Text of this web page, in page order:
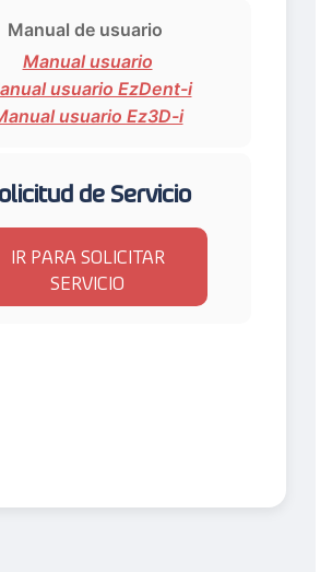
Manual de usuario
Manual usuario
usuario EzDent-i
usuario Ez3D-i
de Servicio
IR PARA SOLICITAR
SERVICIO